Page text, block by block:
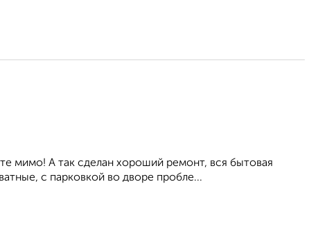
мимо! А так сделан хороший ремонт, вся бытовая
с парковкой во дворе пробле...